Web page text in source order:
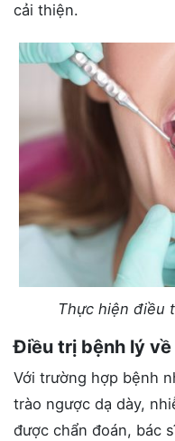
cải thiện.
Thực hiện điều
Điều trị bệnh lý
Với trường hợp bệnh
trào ngược dạ dày,
được chẩn đoán, bác